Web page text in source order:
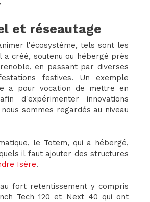
et réseautage
l'écosystème, tels sont les
a créé, soutenu ou hébergé près
en passant par diverses
festives. Un exemple
a pour vocation de mettre en
d'expérimenter innovations
sommes regardés au niveau
le Totem, qui a hébergé,
il faut ajouter des structures
Isère.
fort retentissement y compris
Tech 120 et Next 40 qui ont